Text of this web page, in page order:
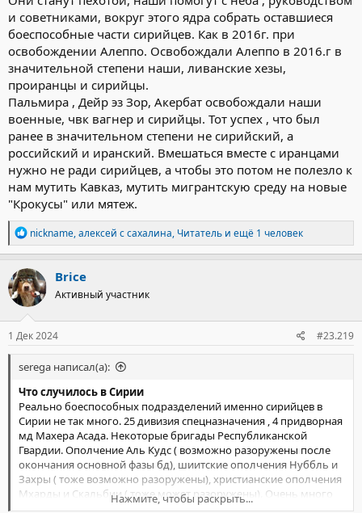
и советниками, вокруг этого ядра собрать оставшиеся
боеспособные части сирийцев. Как в 2016г. при
освобождении Алеппо. Освобождали Алеппо в 2016.г в
значительной степени наши, ливанские хезы,
проиранцы и сирийцы.
Пальмира , Дейр эз Зор, Акербат освобождали наши
военные, чвк вагнер и сирийцы. Тот успех , что был
ранее в значительном степени не сирийский, а
российский и иранский. Вмешаться вместе с иранцами
нужно не ради сирийцев, а чтобы это потом не полезло к
нам мутить Кавказ, мутить мигрантскую среду на новые
"Крокусы" или мятеж.
Р
е
а
к
ц
и
и
:
nickname,алексей с сахалина, Читатель и ещё 1 человек
Brice
Активный участник
1 Дек 2024 #23.219
serega написал(а):
Что случилось в Сирии
Реально боеспособных подразделений именно сирийцев в
Сирии не так много. 25 дивизия спецназначения , 4 придворная
мд Махера Асада. Некоторые бригады Республиканской
Гвардии. Ополчение Аль Кудс ( возможно разоружены после
окончания основной фазы бд), шиитские ополчения Нуббль и
Захры ( тоже возможно разоружены), христианские ополчения
Мхарды и Скальбии ( тоже может разоружены). Очень много
мотивированных и боеспособных кадровых военных погибло
Нажмите, чтобы раскрыть...